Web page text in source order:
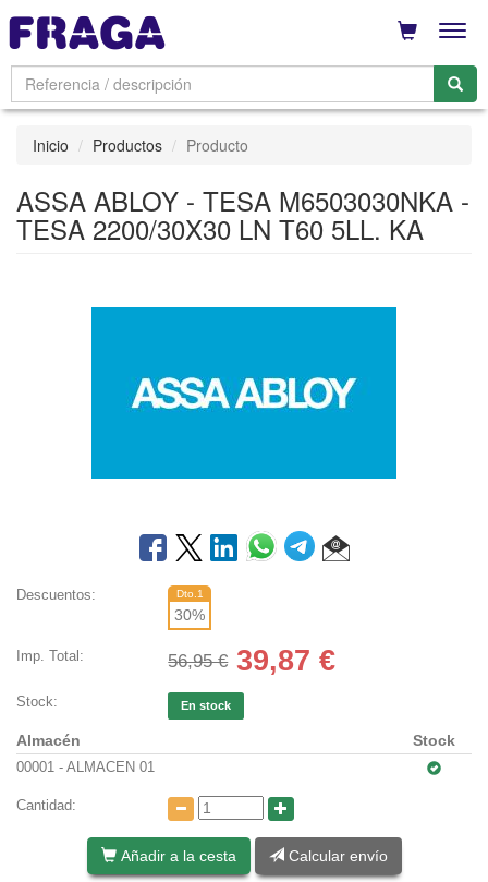
Inicio Productos Producto
ASSA ABLOY - TESA M6503030NKA -
TESA 2200/30X30 LN T60 5LL. KA
Descuentos: Dto.1
30%
Imp. Total: 56,95 € 39,87 €
Stock: En stock
Almacén Stock
00001 - ALMACEN 01
Cantidad:
Añadir a la cesta Calcular envío